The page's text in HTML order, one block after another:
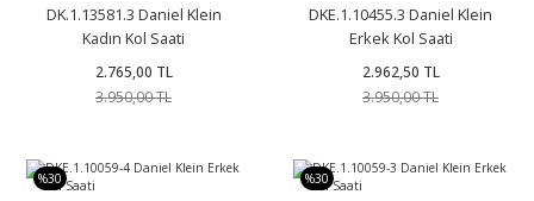
DK.1.13581.3 Daniel Klein
Kadın Kol Saati
2.765,00 TL
3.950,00 TL
DKE.1.10455.3 Daniel Klein
Erkek Kol Saati
2.962,50 TL
3.950,00 TL
%30 %30